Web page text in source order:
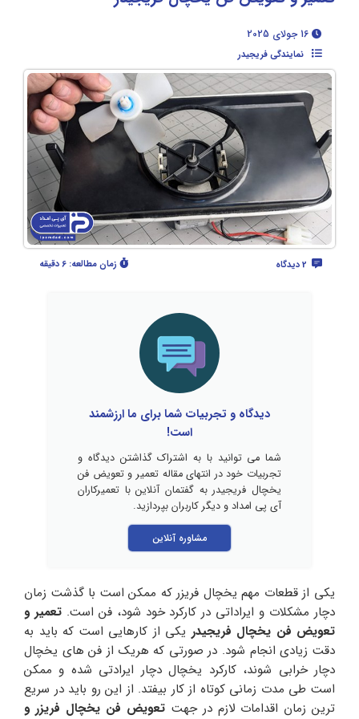
نمایندگی فریجیدر
زمان مطالعه: 6 دقیقه
دیدگاه و تجربیات شما برای ما ارزشمند
است!
شما می توانید با به اشتراک گذاشتن دیدگاه و
تجربیات خود در انتهای مقاله تعمیر و تعویض فن
یخچال فریجیدر به گفتمان آنلاین با تعمیرکاران
آی پی امداد و دیگر کاربران بپردازید.
مشاوره آنلاین
یکی از قطعات مهم یخچال فریزر که ممکن است با گذشت زمان
دچار مشکلات و ایراداتی در کارکرد خود شود، فن است. تعمیر و
تعویض فن یخچال فریجیدر یکی از کارهایی است که باید به
دقت زیادی انجام شود. در صورتی که هریک از فن های یخچال
دچار خرابی شوند، کارکرد یخچال دچار ایرادتی شده و ممکن
است طی مدت زمانی کوتاه از کار بیفتد. از این رو باید در سریع
ترین زمان اقدامات لازم در جهت تعویض فن یخچال فریزر و